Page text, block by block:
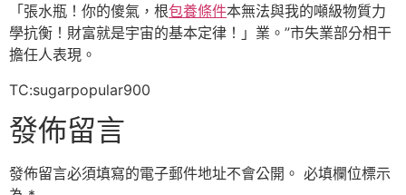
「張水瓶！你的傻氣，根包養條件本無法與我的噸級物質力
學抗衡！財富就是宇宙的基本定律！」業。”市失業部分相干
擔任人表現。
TC:sugarpopular900
發佈留言
發佈留言必須填寫的電子郵件地址不會公開。 必填欄位標示